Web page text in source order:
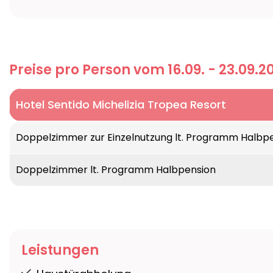
Preise pro Person vom 16.09. -
Hotel Sentido Michelizia Tropea Resort
Lage:Nur wenige Gehminuten von Tropea
Zimmer:Einfach und geschmackvoll
Doppelzimmer zur Einzelnutzung lt. Programm
Doppelzimmer lt. Programm Halbpension
Leistungen